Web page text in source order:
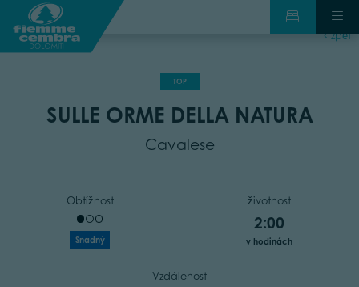
zpět
TOP
SULLE ORME DELLA NATURA
Cavalese
Obtížnost
Snadný
životnost
2:00
v hodinách
Vzdálenost